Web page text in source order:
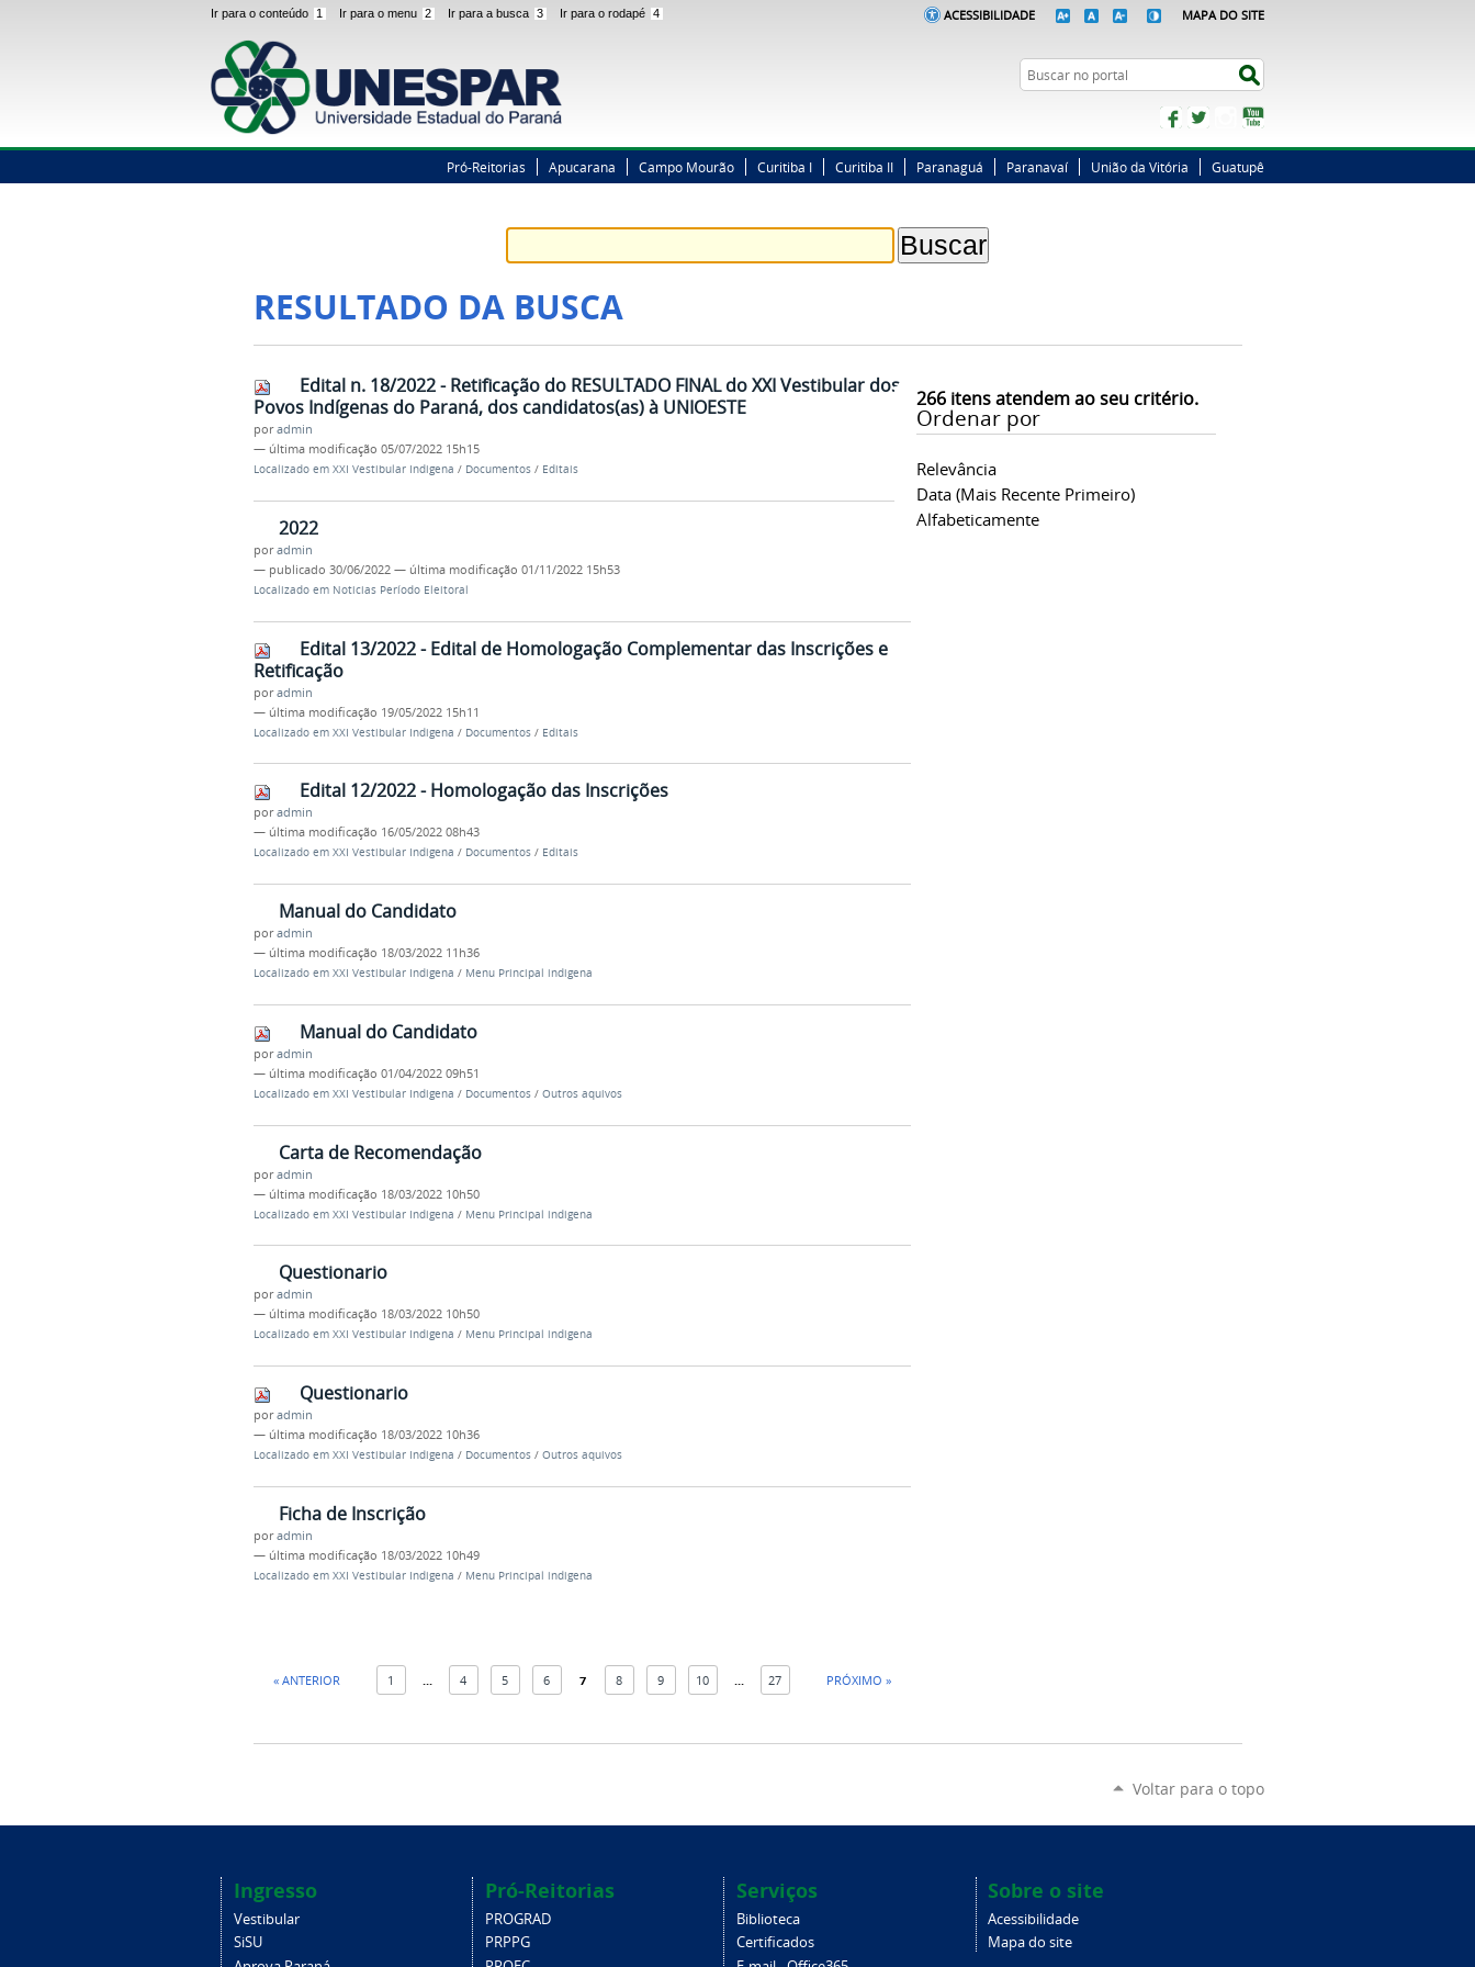
Ir para o conteúdo 1 Ir para o menu 2 Ir para a busca 3 Ir para o rodapé 4 ACESSIBILIDADE MAPA DO SITE
Busca
FacebookTwitterInstagram
Pró-Reitorias Apucarana Campo Mourão Curitiba I Curitiba II Paranaguá Paranavaí União da Vitória Guatupê
RESULTADO DA BUSCA
266itens atendem ao seu critério.
Ordenar por
Relevância
Data (mais Recente Primeiro)
Alfabeticamente
Edital n. 18/2022 - Retificação do RESULTADO FINAL do XXI Vestibular dos
Povos Indígenas do Paraná, dos candidatos(as) à UNIOESTE
poradmin
— última modificação 05/07/2022 15h15
Localizado em XXI Vestibular Indigena / Documentos / Editais
2022
poradmin
— publicado 30/06/2022 — última modificação 01/11/2022 15h53
Localizado em Noticias Período Eleitoral
Edital 13/2022 - Edital de Homologação Complementar das Inscrições e
Retificação
poradmin
— última modificação 19/05/2022 15h11
Localizado em XXI Vestibular Indigena / Documentos / Editais
Edital 12/2022 - Homologação das Inscrições
poradmin
— última modificação 16/05/2022 08h43
Localizado em XXI Vestibular Indigena / Documentos / Editais
Manual do Candidato
poradmin
— última modificação 18/03/2022 11h36
Localizado em XXI Vestibular Indigena / Menu Principal indigena
Manual do Candidato
poradmin
— última modificação 01/04/2022 09h51
Localizado em XXI Vestibular Indigena / Documentos / Outros aquivos
Carta de Recomendação
poradmin
— última modificação 18/03/2022 10h50
Localizado em XXI Vestibular Indigena / Menu Principal indigena
Questionario
poradmin
— última modificação 18/03/2022 10h50
Localizado em XXI Vestibular Indigena / Menu Principal indigena
Questionario
poradmin
— última modificação 18/03/2022 10h36
Localizado em XXI Vestibular Indigena / Documentos / Outros aquivos
Ficha de Inscrição
poradmin
— última modificação 18/03/2022 10h49
Localizado em XXI Vestibular Indigena / Menu Principal indigena
« ANTERIOR 1 4 5 6 7 8 9 10 27 PRÓXIMO »
Voltar para o topo
Ingresso
Vestibular
SiSU
Pró-Reitorias
PROGRAD
PRPPG
Serviços
Biblioteca
Certificados
Sobre o site
Acessibilidade
Mapa do site